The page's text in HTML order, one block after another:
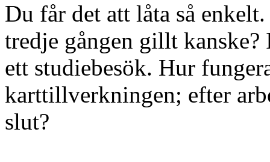
Du får det att låta så
tredje gången gillt
ett studiebesök. Hur
karttillverkningen; efter
slut?